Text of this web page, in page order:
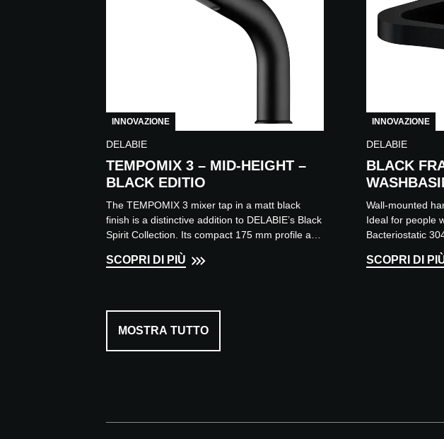
INNOVAZIONE
DELABIE
TEMPOMIX 3 – MID-HEIGHT –
BLACK EDITIO
The TEMPOMIX 3 mixer tap in a matt black
finish is a distinctive addition to DELABIE’s Black
Spirit Collection. Its compact 175 mm profile and
SCOPRI DI PIÙ
INNOVAZIONE
DELABIE
BLACK
Wall-mounted
Ideal for people
Bacteriostatic
Teflon® finish.
SCOPRI DI
MOSTRA TUTTO